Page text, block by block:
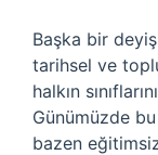
Başka bir
tarihsel ve
halkın
Günümüzde
bazen